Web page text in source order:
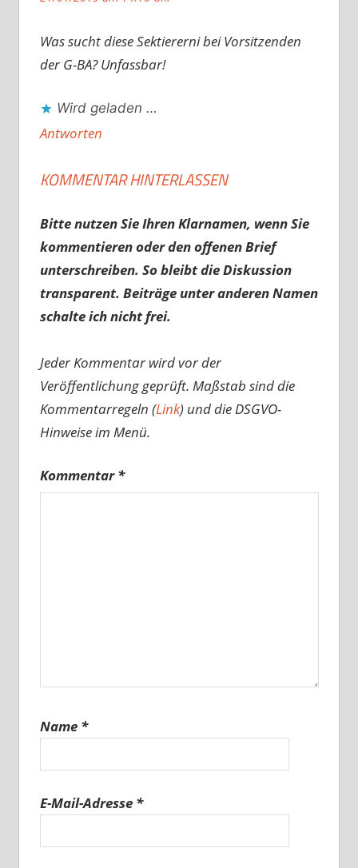
Was sucht diese Sektiererni bei Vorsitzenden
der G-BA? Unfassbar!
Wird geladen …
Antworten
KOMMENTAR HINTERLASSEN
Bitte nutzen Sie Ihren Klarnamen, wenn Sie
kommentieren oder den offenen Brief
unterschreiben. So bleibt die Diskussion
transparent. Beiträge unter anderen Namen
schalte ich nicht frei.
Jeder Kommentar wird vor der
Veröffentlichung geprüft. Maßstab sind die
Kommentarregeln (Link) und die DSGVO-
Hinweise im Menü.
Kommentar*
Name *
E-Mail-Adresse *